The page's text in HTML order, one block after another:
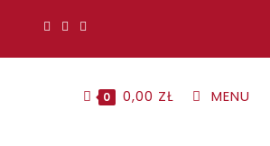
0 0,00 ZŁ MENU